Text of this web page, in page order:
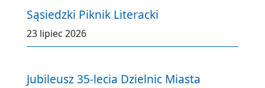
Sąsiedzki Piknik Literacki
23 lipiec 2026
Jubileusz 35-lecia Dzielnic Miasta